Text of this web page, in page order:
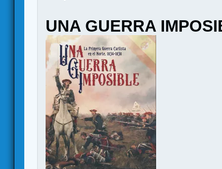
UNA GUERRA